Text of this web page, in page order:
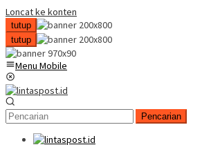
Loncat ke konten
tutup
tutup
Menu Mobile
Pencarian